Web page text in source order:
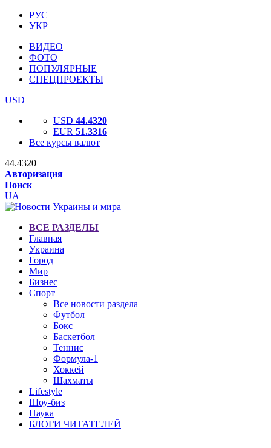
РУС
УКР
ВИДЕО
ФОТО
ПОПУЛЯРНЫЕ
СПЕЦПРОЕКТЫ
USD
USD 44.4320
EUR 51.3316
Все курсы валют
44.4320
Авторизация
Поиск
UA
ВСЕ РАЗДЕЛЫ
Главная
Украина
Город
Мир
Бизнес
Спорт
Все новости раздела
Футбол
Бокс
Баскетбол
Теннис
Формула-1
Хоккей
Шахматы
Lifestyle
Шоу-биз
Наука
БЛОГИ ЧИТАТЕЛЕЙ